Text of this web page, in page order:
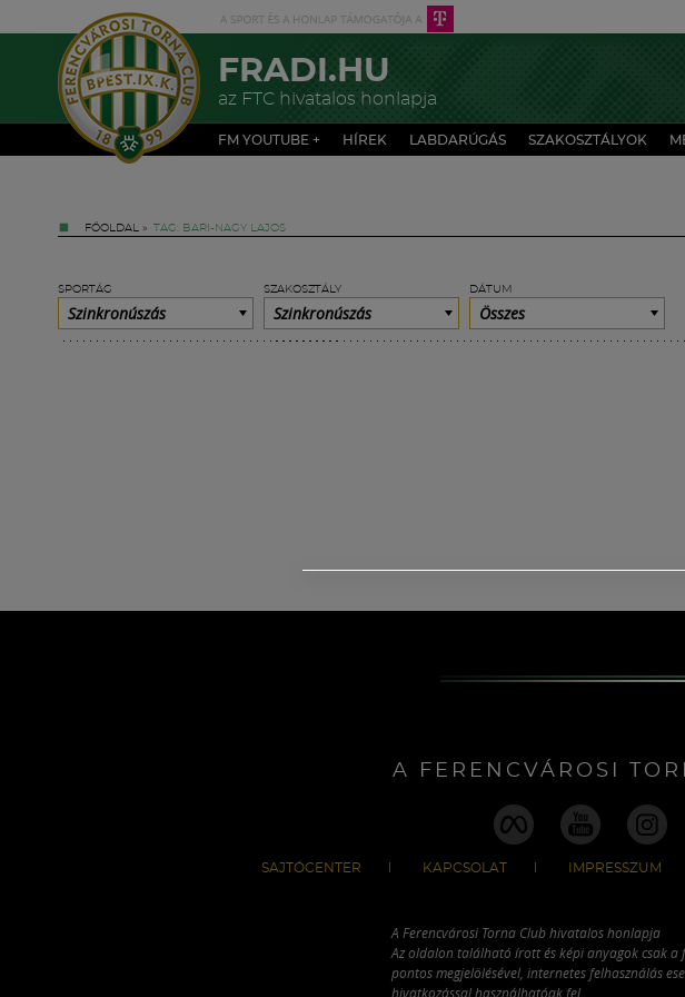
FRADI.HU
az FTC hivatalos honlapja
FM YOUTUBE + HÍREK LABDARÚGÁS SZAKOSZTÁLYOK
FŐOLDAL » TAG: BARI-NAGY LAJOS
SPORTÁG
Szinkronúszás
SZAKOSZTÁLY
Szinkronúszás
DÁTUM
Összes
A FERENCVÁROSI
SAJTÓCENTER KAPCSOLAT IMPRESSZUM
A Ferencvárosi Torna Club hivatalos honlapja
Az oldalon található írott és képi anyagok csak a
pontos megjelölésével, internetes felhasználás
hivatkozással használhatóak fel.